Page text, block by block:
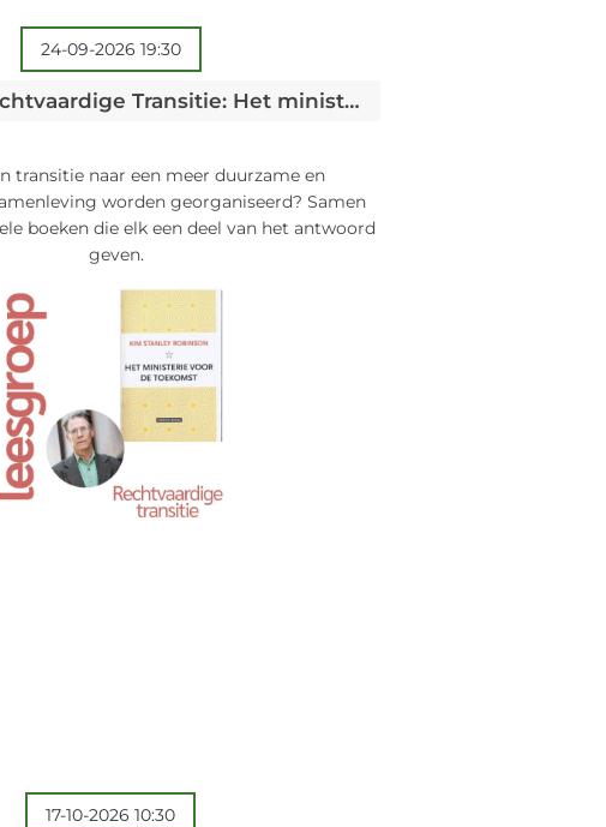
24-09-2026 19:30
Leesgroep Rechtvaardige Transitie: Het ministerie voor de toekomst - The ministry for the future - Kim Stanley Robinson
transitie naar een meer duurzame en
worden georganiseerd? Samen
boeken die elk een deel van het antwoord
geven.
17-10-2026 10:30